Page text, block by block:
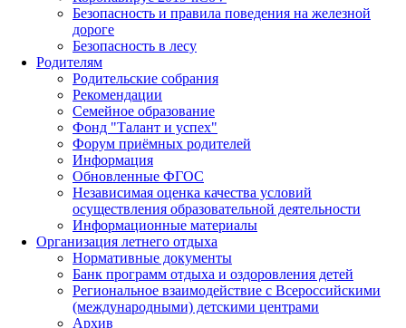
Безопасность и правила поведения на железной
дороге
Безопасность в лесу
Родителям
Родительские собрания
Рекомендации
Семейное образование
Фонд "Талант и успех"
Форум приёмных родителей
Информация
Обновленные ФГОС
Независимая оценка качества условий
осуществления образовательной деятельности
Информационные материалы
Организация летнего отдыха
Нормативные документы
Банк программ отдыха и оздоровления детей
Региональное взаимодействие с Всероссийскими
(международными) детскими центрами
Архив